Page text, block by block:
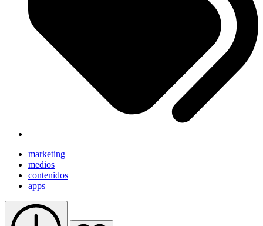
marketing
medios
contenidos
apps